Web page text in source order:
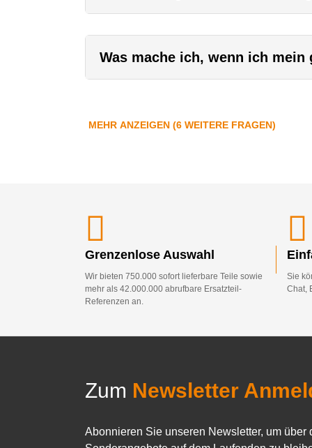
Was mache ich, wenn ich
MEHR ANZEIGEN (6 WEITERE FRAGEN)
Grenzenlose Auswahl
Wir bieten 750.000 sofort lieferbare Teile sowie
mehr als 42.000.000 abrufbare Ersatzteil-
Referenzen an.
Sie
Chat,
Zum Newsletter
Abonnieren Sie unseren Newsletter, um über